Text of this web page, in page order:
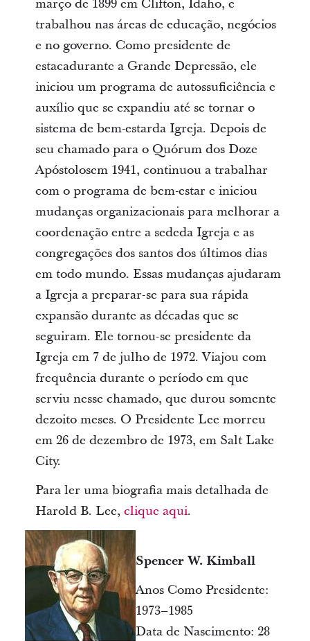
março de 1899 em Clifton, Idaho, e
trabalhou nas áreas de educação, negócios
e no governo. Como presidente de
estacadurante a Grande Depressão, ele
iniciou um programa de autossuficiência e
auxílio que se expandiu até se tornar o
sistema de bem-estarda Igreja. Depois de
seu chamado para o Quórum dos Doze
Apóstolosem 1941, continuou a trabalhar
com o programa de bem-estar e iniciou
mudanças organizacionais para melhorar a
coordenação entre a sededa Igreja e as
congregações dos santos dos últimos dias
em todo mundo. Essas mudanças ajudaram
a Igreja a preparar-se para sua rápida
expansão durante as décadas que se
seguiram. Ele tornou-se presidente da
Igreja em 7 de julho de 1972. Viajou com
frequência durante o período em que
serviu nesse chamado, que durou somente
dezoito meses. O Presidente Lee morreu
em 26 de dezembro de 1973, em Salt Lake
City.
Para ler uma biografia mais detalhada de
Harold B. Lee, clique aqui.
Spencer W. Kimball
Anos Como Presidente:
1973–1985
Data de Nascimento: 28